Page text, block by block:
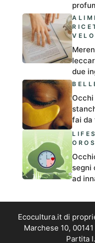
due
Occhi
fai da
segni
ad
Ecocultura.it di
Marchese 10,
Partita